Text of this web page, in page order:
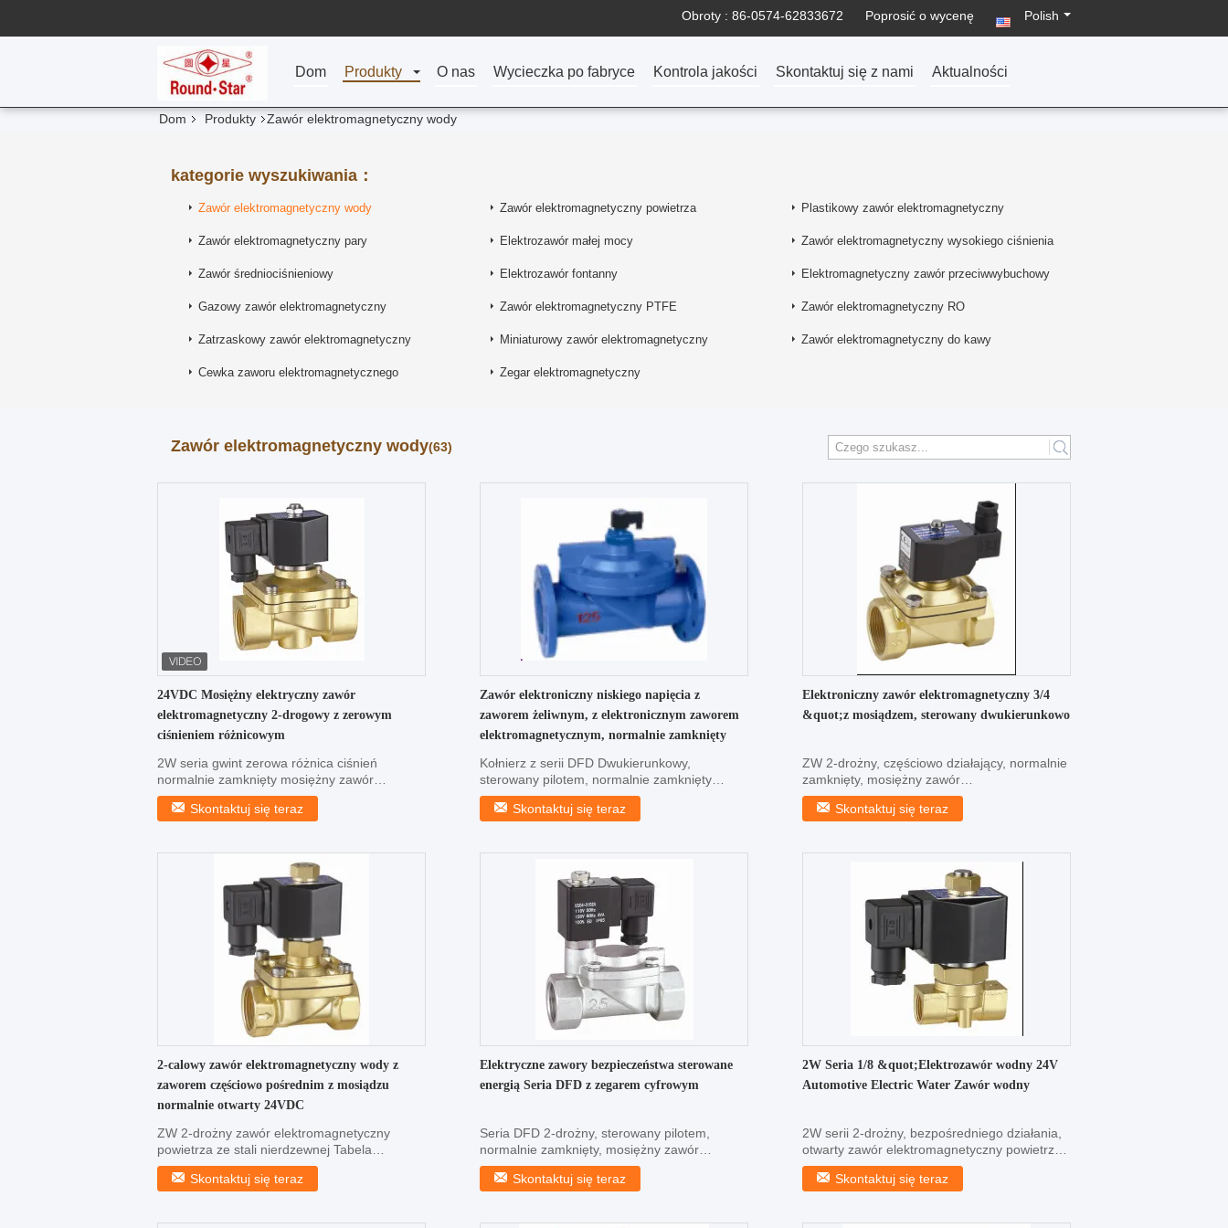
Obroty : 86-0574-62833672 Poprosić o wycenę Polish
Dom Produkty O nas Wycieczka po fabryce Kontrola jakości Skontaktuj się z nami Aktualności
Dom Produkty Zawór elektromagnetyczny wody
kategorie wyszukiwania：
Zawór elektromagnetyczny wody Zawór elektromagnetyczny powietrza Plastikowy zawór elektromagnetyczny
Zawór elektromagnetyczny pary Elektrozawór małej mocy Zawór elektromagnetyczny wysokiego ciśnienia
Zawór średniociśnieniowy Elektrozawór fontanny Elektromagnetyczny zawór przeciwwybuchowy
Gazowy zawór elektromagnetyczny Zawór elektromagnetyczny PTFE Zawór elektromagnetyczny RO
Zatrzaskowy zawór elektromagnetyczny Miniaturowy zawór elektromagnetyczny Zawór elektromagnetyczny do kawy
Cewka zaworu elektromagnetycznego Zegar elektromagnetyczny
Zawór elektromagnetyczny wody(63)
24VDC Mosiężny elektryczny zawór
elektromagnetyczny 2-drogowy z zerowym
ciśnieniem różnicowym
2W seria gwint zerowa różnica ciśnień
normalnie zamknięty mosiężny zawór
elektromagnetyczny SS wody ...
Skontaktuj się teraz
Zawór elektroniczny niskiego napięcia z
zaworem żeliwnym, z elektronicznym zaworem
elektromagnetycznym, normalnie zamknięty
Kołnierz z serii DFD Dwukierunkowy,
sterowany pilotem, normalnie zamknięty
zawór elektromagnetyczny ...
Skontaktuj się teraz
Elektroniczny zawór elektromagnetyczny 3/4
&quot;z mosiądzem, sterowany dwukierunkowo
ZW 2-drożny, częściowo działający, normalnie
zamknięty, mosiężny zawór
elektromagnetyczny powietrza ...
Skontaktuj się teraz
2-calowy zawór elektromagnetyczny wody z
zaworem częściowo pośrednim z mosiądzu
normalnie otwarty 24VDC
ZW 2-drożny zawór elektromagnetyczny
powietrza ze stali nierdzewnej Tabela
specyfikacji elektrozawor...
Skontaktuj się teraz
Elektryczne zawory bezpieczeństwa sterowane
energią Seria DFD z zegarem cyfrowym
Seria DFD 2-drożny, sterowany pilotem,
normalnie zamknięty, mosiężny zawór
elektromagnetyczny ...
Skontaktuj się teraz
2W Seria 1/8 &quot;Elektrozawór wodny 24V
Automotive Electric Water Zawór wodny
2W serii 2-drożny, bezpośredniego działania,
otwarty zawór elektromagnetyczny powietrza,
1/8 "~ 3/8" ...
Skontaktuj się teraz